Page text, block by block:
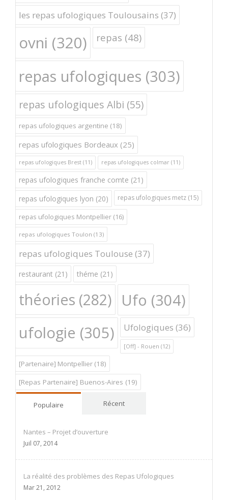
les repas ufologiques Toulousains (37)
ovni (320) repas (48)
repas ufologiques (303)
repas ufologiques Albi (55)
repas ufologiques argentine (18)
repas ufologiques Bordeaux (25)
repas ufologiques Brest (11) repas ufologiques colmar (11)
repas ufologiques franche comte (21)
repas ufologiques lyon (20) repas ufologiques metz (15)
repas ufologiques Montpellier (16)
repas ufologiques Toulon (13)
repas ufologiques Toulouse (37)
restaurant (21) théme (21)
théories (282) Ufo (304)
ufologie (305) Ufologiques (36)
[Off] - Rouen (12)
[Partenaire] Montpellier (18)
[Repas Partenaire] Buenos-Aires (19)
Populaire Récent
Nantes – Projet d’ouverture
Juil 07, 2014
La réalité des problèmes des Repas Ufologiques
Mar 21, 2012